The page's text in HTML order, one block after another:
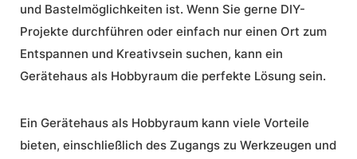
und Bastelmöglichkeiten ist. Wenn Sie gerne DIY-
Projekte durchführen oder einfach nur einen Ort zum
Entspannen und Kreativsein suchen, kann ein
Gerätehaus als Hobbyraum die perfekte Lösung sein.
Ein Gerätehaus als Hobbyraum kann viele Vorteile
bieten, einschließlich des Zugangs zu Werkzeugen und